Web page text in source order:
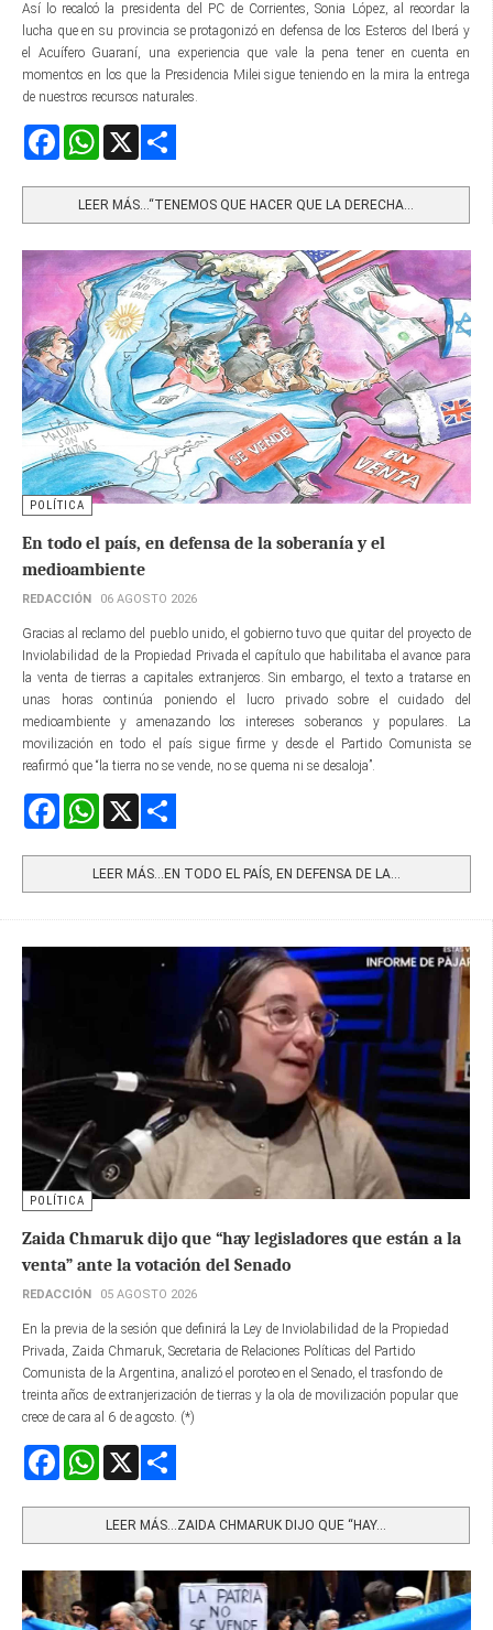
Así lo recalcó la presidenta del PC de Corrientes, Sonia López, al recordar la
lucha que en su provincia se protagonizó en defensa de los Esteros del Iberá y
el Acuífero Guaraní, una experiencia que vale la pena tener en cuenta en
momentos en los que la Presidencia Milei sigue teniendo en la mira la entrega
de nuestros recursos naturales.
FacebookWhatsApp
LEER MÁS…“TENEMOS QUE HACER QUE LA DERECHA...
POLÍTICA
En todo el país, en defensa de la soberanía y el
medioambiente
REDACCIÓN 06 AGOSTO 2026
Gracias al reclamo del pueblo unido, el gobierno tuvo que quitar del proyecto de
Inviolabilidad de la Propiedad Privada el capítulo que habilitaba el avance para
la venta de tierras a capitales extranjeros. Sin embargo, el texto a tratarse en
unas horas continúa poniendo el lucro privado sobre el cuidado del
medioambiente y amenazando los intereses soberanos y populares. La
movilización en todo el país sigue firme y desde el Partido Comunista se
reafirmó que “la tierra no se vende, no se quema ni se desaloja”.
FacebookWhatsApp
LEER MÁS…EN TODO EL PAÍS, EN DEFENSA DE LA...
POLÍTICA
Zaida Chmaruk dijo que “hay legisladores que están a la
venta” ante la votación del Senado
REDACCIÓN 05 AGOSTO 2026
En la previa de la sesión que definirá la Ley de Inviolabilidad de la Propiedad
Privada, Zaida Chmaruk, Secretaria de Relaciones Políticas del Partido
Comunista de la Argentina, analizó el poroteo en el Senado, el trasfondo de
treinta años de extranjerización de tierras y la ola de movilización popular que
crece de cara al 6 de agosto. (*)
FacebookWhatsApp
LEER MÁS…ZAIDA CHMARUK DIJO QUE “HAY...